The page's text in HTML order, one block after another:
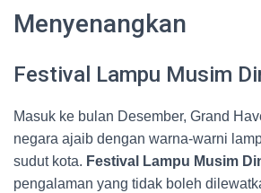
Menyenangkan
Festival Lampu Musim
Masuk ke bulan Desember, Grand
negara ajaib dengan warna-warni
sudut kota. Festival Lampu Musim
pengalaman yang tidak boleh